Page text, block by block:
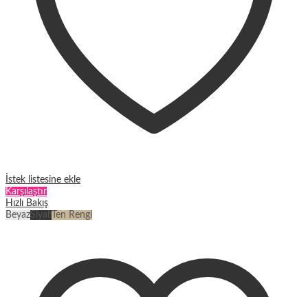
İstek listesine ekle
Karşılaştır
Hızlı Bakış
BeyazSiyah Ten Rengi